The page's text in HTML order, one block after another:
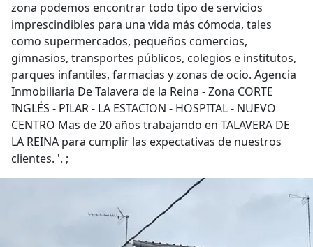
zona podemos encontrar todo tipo de servicios
imprescindibles para una vida más cómoda, tales
como supermercados, pequeños comercios,
gimnasios, transportes públicos, colegios e institutos,
parques infantiles, farmacias y zonas de ocio. Agencia
Inmobiliaria De Talavera de la Reina - Zona CORTE
INGLÉS - PILAR - LA ESTACION - HOSPITAL - NUEVO
CENTRO Mas de 20 años trabajando en TALAVERA DE
LA REINA para cumplir las expectativas de nuestros
clientes. '. ;